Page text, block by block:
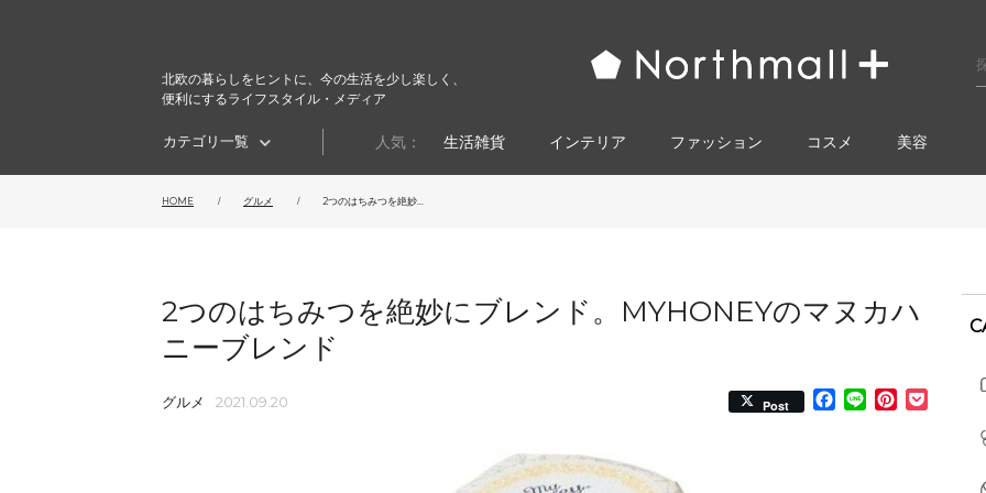
北欧の暮らしをヒントに、今の生活を少し楽しく、
便利にするライフスタイル・メディア
カテゴリ一覧 人気： 生活雑貨 インテリア ファッション コスメ​ 美容
HOME グルメ 2つのはちみつを絶妙...
2つのはちみつを絶妙にブレンド。MYHONEYのマヌカハ
ニーブレンド
グルメ 2021.09.20 Post Facebook
Line Pinterest